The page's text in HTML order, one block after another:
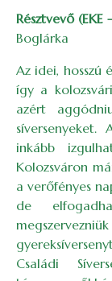
Résztvevő (EKE
Boglárka
Az idei, hosszú
így a
azért
inkább
Kolozsváron
a verőfényes
de
Családi